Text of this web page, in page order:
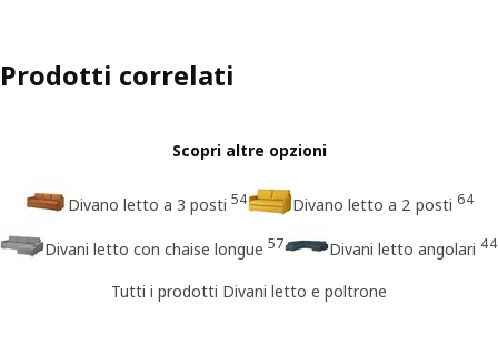
Prodotti correlati
Scopri altre opzioni
Divano letto a 3 posti 54 Divano letto a 2 posti 64
Divani letto con chaise longue 57 Divani letto angolari 44
Tutti i prodotti Divani letto e poltrone